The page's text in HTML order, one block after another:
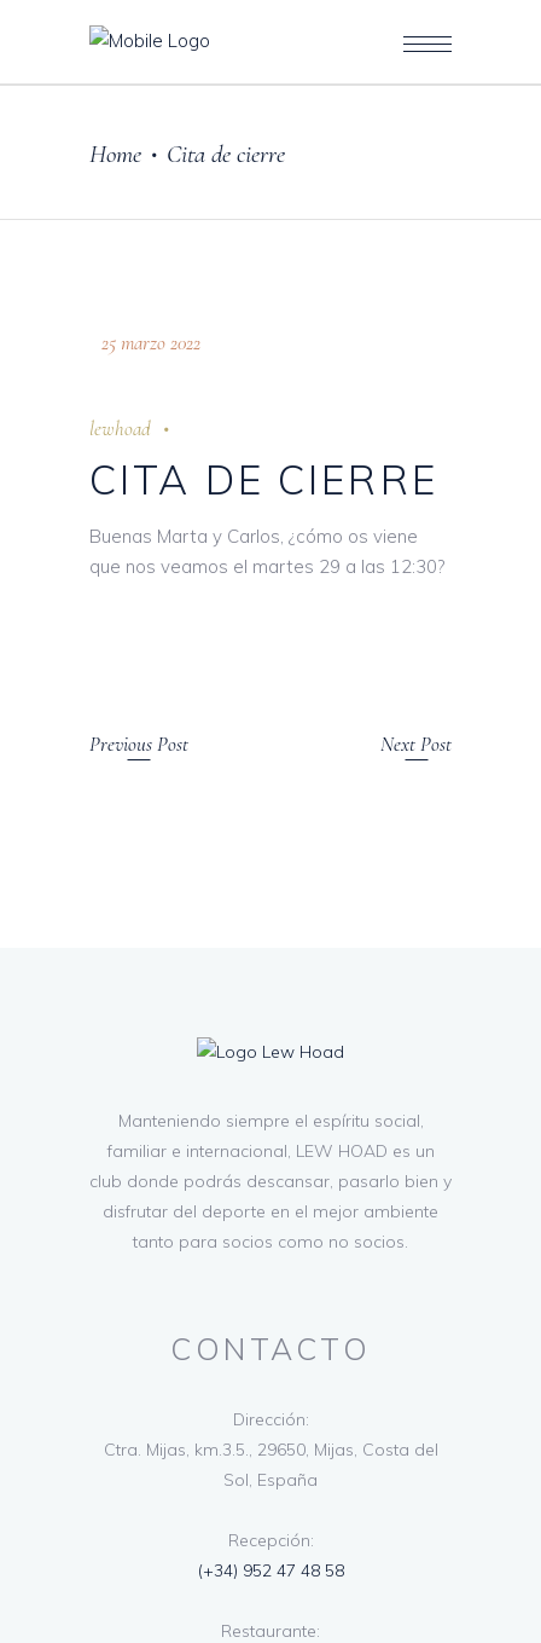
Home • Cita de cierre
25 marzo 2022
lewhoad
CITA DE CIERRE
Buenas Marta y Carlos, ¿cómo os viene
que nos veamos el martes 29 a las 12:30?
Previous Post Next Post
Manteniendo siempre el espíritu social,
familiar e internacional, LEW HOAD es un
club donde podrás descansar, pasarlo bien y
disfrutar del deporte en el mejor ambiente
tanto para socios como no socios.
CONTACTO
Dirección:
Ctra. Mijas, km.3.5., 29650, Mijas, Costa del
Sol, España
Recepción:
(+34) 952 47 48 58
Restaurante: